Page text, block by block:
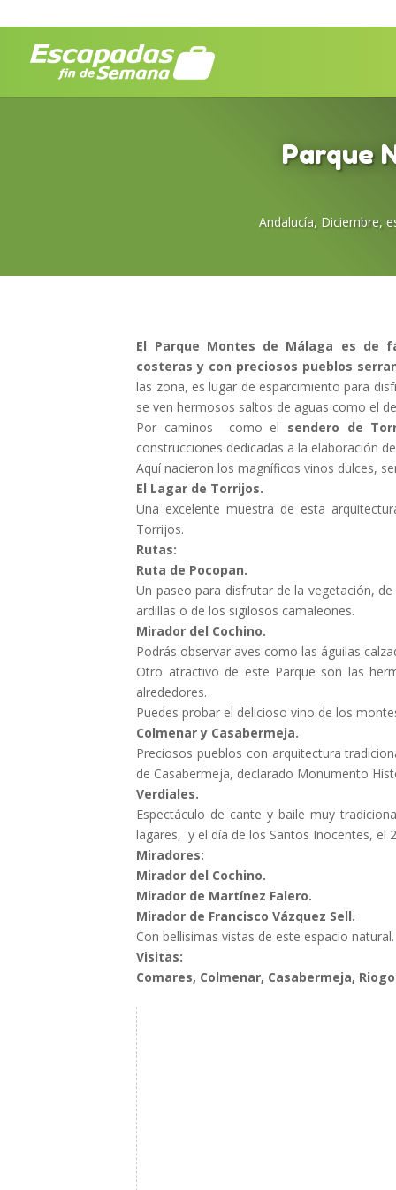
Parque
Andalucía, Diciembre,
El Parque Montes de Málaga es de
costeras y con preciosos pueblos
las zona, es lugar de esparcimiento para
se ven hermosos saltos de aguas como el de
Por caminos como el sendero de
construcciones dedicadas a la elaboración
Aquí nacieron los magníficos vinos dulces,
El Lagar de Torrijos.
Una excelente muestra de esta
Torrijos.
Rutas:
Ruta de Pocopan.
Un paseo para disfrutar de la vegetación,
ardillas o de los sigilosos camaleones.
Mirador del Cochino.
Podrás observar aves como las águilas
Otro atractivo de este Parque son las
alrededores.
Puedes probar el delicioso vino de los
Colmenar y Casabermeja.
Preciosos pueblos con arquitectura
de Casabermeja, declarado Monumento
Verdiales.
Espectáculo de cante y baile muy
lagares, y el día de los Santos Inocentes, el
Miradores:
Mirador del Cochino.
Mirador de Martínez Falero.
Mirador de Francisco Vázquez Sell.
Con bellisimas vistas de este espacio natural.
Visitas:
Comares, Colmenar, Casabermeja,